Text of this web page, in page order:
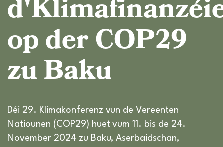
op der COP29
zu Baku
Déi 29. Klimakonferenz vun de Vereenten
Natiounen (COP29) huet vum 11. bis de 24.
November 2024 zu Baku, Aserbaidschan,